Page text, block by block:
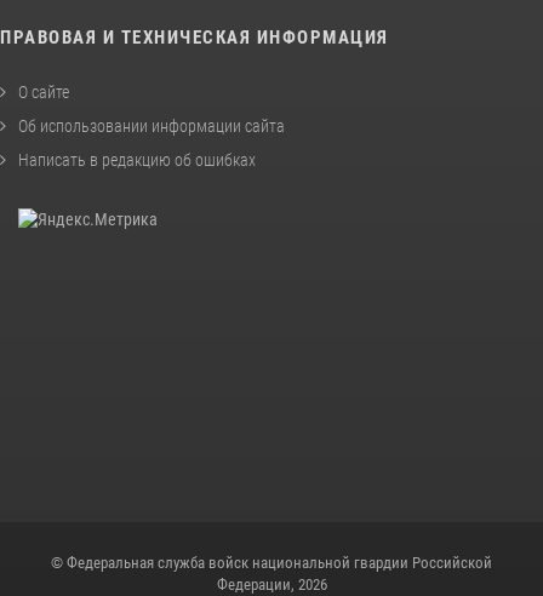
ПРАВОВАЯ И ТЕХНИЧЕСКАЯ ИНФОРМАЦИЯ
О сайте
Об использовании информации сайта
Написать в редакцию об ошибках
© Федеральная служба войск национальной гвардии Российской
Федерации, 2026